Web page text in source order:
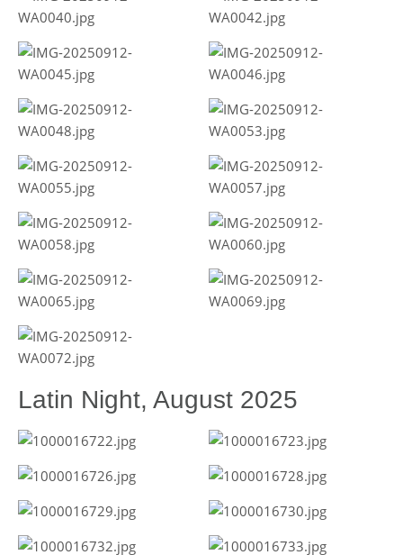
Latin Night, August 2025